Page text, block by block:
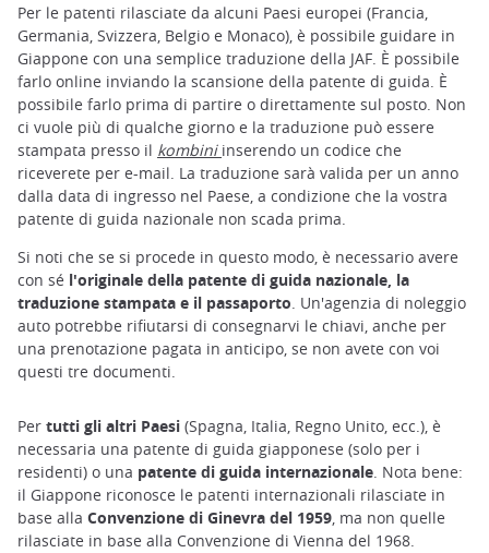
Per le patenti rilasciate da alcuni Paesi europei (Francia,
Germania, Svizzera, Belgio e Monaco), è possibile guidare in
Giappone con una semplice traduzione della JAF. È possibile
farlo online inviando la scansione della patente di guida. È
possibile farlo prima di partire o direttamente sul posto. Non
ci vuole più di qualche giorno e la traduzione può essere
stampata presso il kombini inserendo un codice che
riceverete per e-mail. La traduzione sarà valida per un anno
dalla data di ingresso nel Paese, a condizione che la vostra
patente di guida nazionale non scada prima.
Si noti che se si procede in questo modo, è necessario avere
con sé l'originale della patente di guida nazionale, la
traduzione stampata e il passaporto. Un'agenzia di noleggio
auto potrebbe rifiutarsi di consegnarvi le chiavi, anche per
una prenotazione pagata in anticipo, se non avete con voi
questi tre documenti.
Per tutti gli altri Paesi (Spagna, Italia, Regno Unito, ecc.), è
necessaria una patente di guida giapponese (solo per i
residenti) o una patente di guida internazionale. Nota bene:
il Giappone riconosce le patenti internazionali rilasciate in
base alla Convenzione di Ginevra del 1959, ma non quelle
rilasciate in base alla Convenzione di Vienna del 1968.